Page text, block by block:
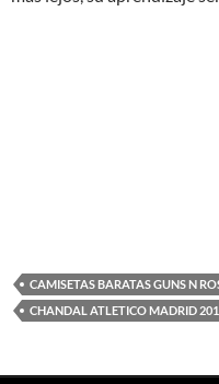
CAMISETAS BARATAS GUNS N
CHANDAL ATLETICO MADRID